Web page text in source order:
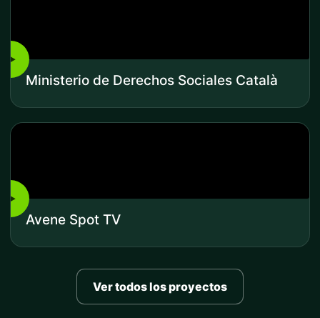
▶
Ministerio de Derechos Sociales Català
▶
Avene Spot TV
Ver todos los proyectos